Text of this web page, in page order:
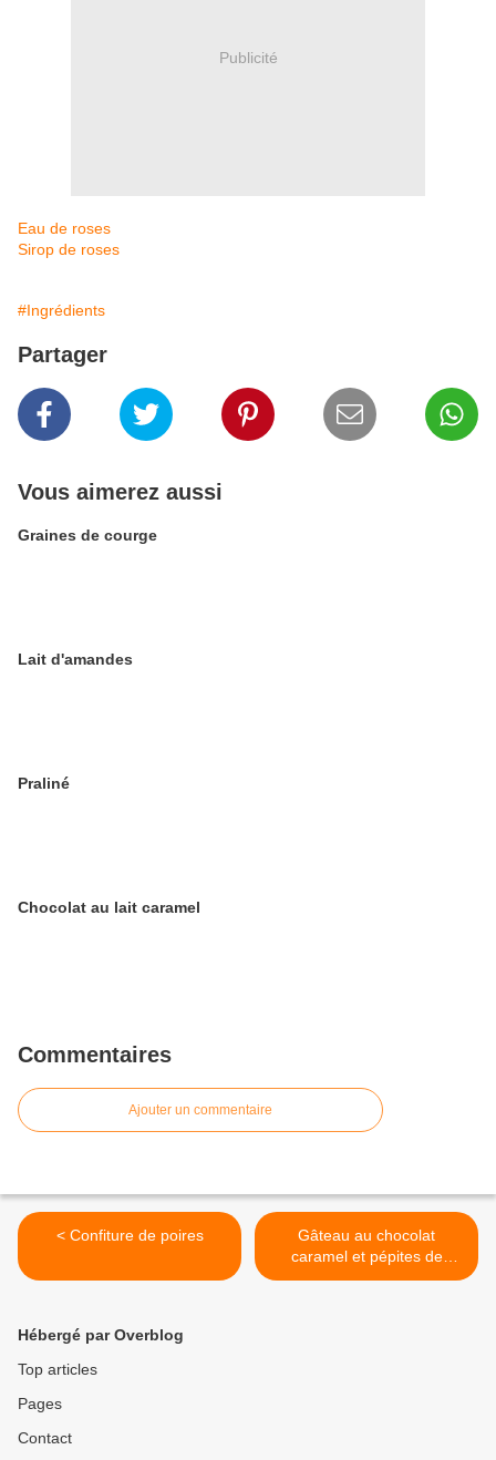
Publicité
Eau de roses
Sirop de roses
#Ingrédients
Partager
Vous aimerez aussi
Graines de courge
Lait d'amandes
Praliné
Chocolat au lait caramel
Commentaires
Ajouter un commentaire
< Confiture de poires
Gâteau au chocolat
caramel et pépites de
chocolat Weiss >
Hébergé par Overblog
Top articles
Pages
Contact